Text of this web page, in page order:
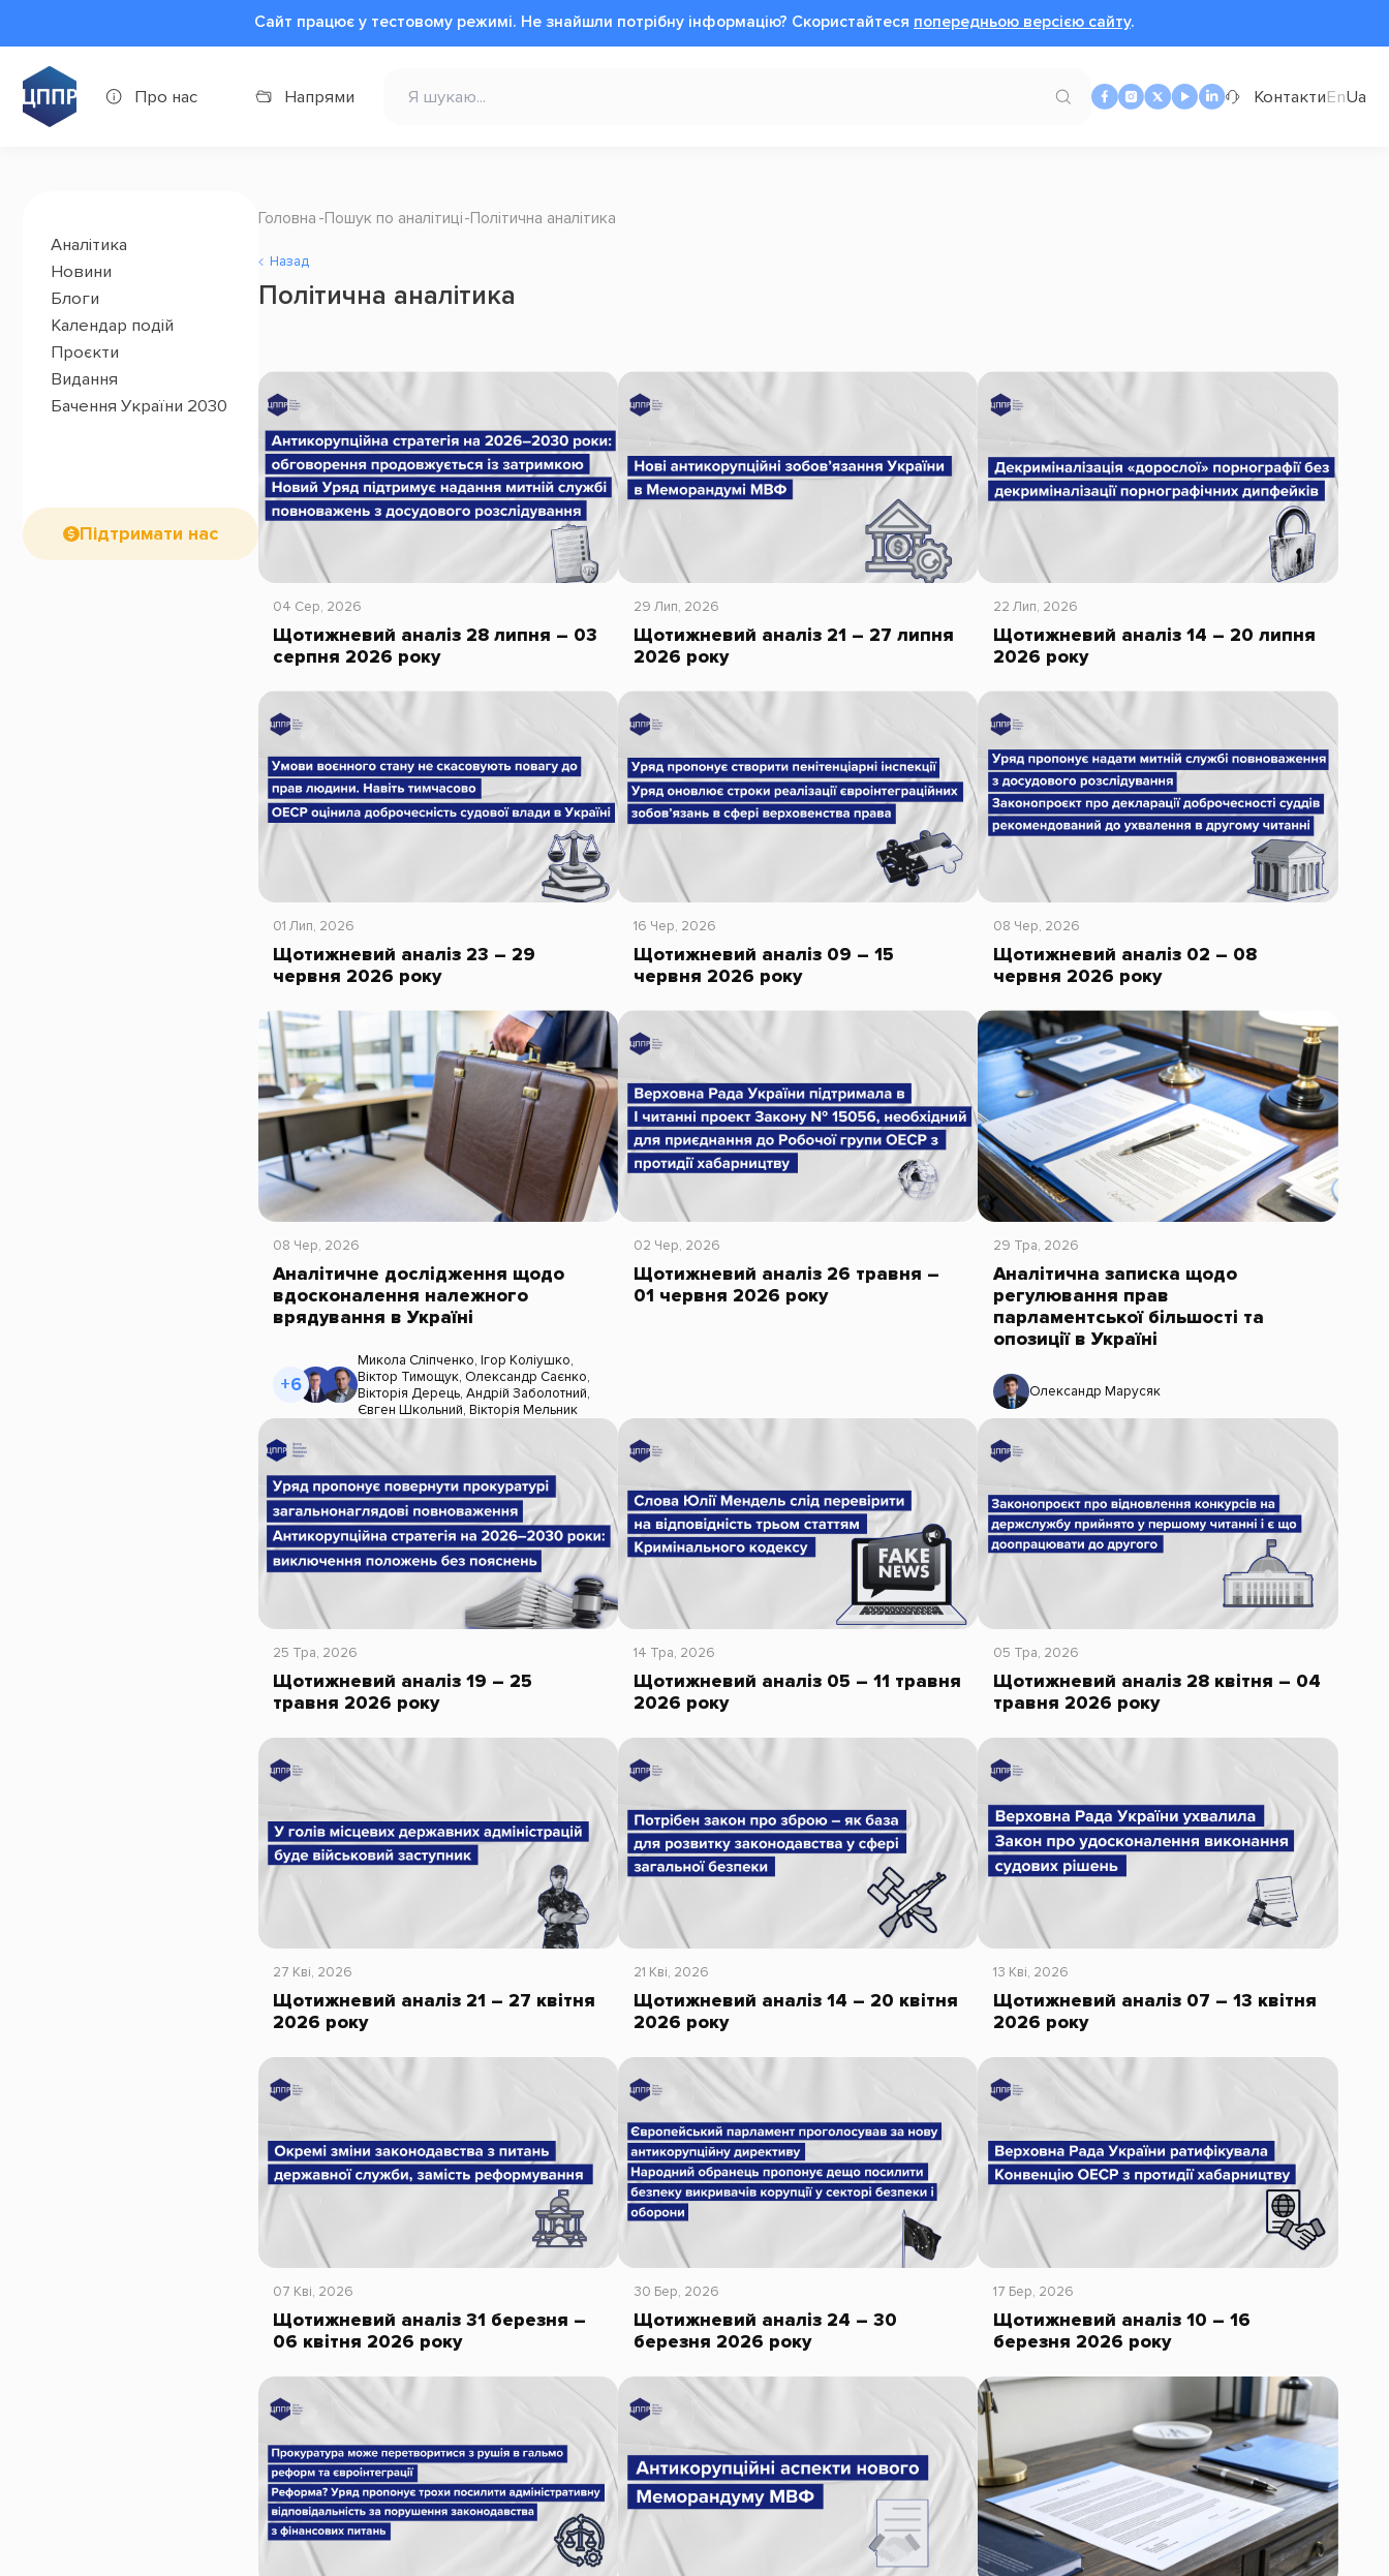
Сайт працює у тестовому режимі. Не знайшли потрібну інформацію? Cкористайтеся попередньою версією сайту.
Про нас Напрями КонтактиEnUa
Аналітика
Новини
Блоги
Календар подій
Проєкти
Видання
Бачення України 2030
Підтримати нас
Головна Пошук по аналітиці Політична аналітика
Назад
Політична аналітика
04 Сер, 2026
Щотижневий аналіз 28 липня – 03
серпня 2026 року
29 Лип, 2026
Щотижневий аналіз 21 – 27 липня
2026 року
22 Лип, 2026
Щотижневий аналіз 14 – 20 липня
2026 року
01 Лип, 2026
Щотижневий аналіз 23 – 29
червня 2026 року
16 Чер, 2026
Щотижневий аналіз 09 – 15
червня 2026 року
08 Чер, 2026
Щотижневий аналіз 02 – 08
червня 2026 року
08 Чер, 2026
Аналітичне дослідження щодо
вдосконалення належного
врядування в Україні
+6
Микола Сліпченко,Ігор Коліушко,
Віктор Тимощук, Олександр Саєнко,
Вікторія Дерець,Андрій Заболотний,
Євген Школьний,Вікторія Мельник
02 Чер, 2026
Щотижневий аналіз 26 травня –
01 червня 2026 року
29 Тра, 2026
Аналітична записка щодо
регулювання прав
парламентської більшості та
опозиції в Україні
Олександр Марусяк
25 Тра, 2026
Щотижневий аналіз 19 – 25
травня 2026 року
14 Тра, 2026
Щотижневий аналіз 05 – 11 травня
2026 року
05 Тра, 2026
Щотижневий аналіз 28 квітня – 04
травня 2026 року
27 Кві, 2026
Щотижневий аналіз 21 – 27 квітня
2026 року
21 Кві, 2026
Щотижневий аналіз 14 – 20 квітня
2026 року
13 Кві, 2026
Щотижневий аналіз 07 – 13 квітня
2026 року
07 Кві, 2026
Щотижневий аналіз 31 березня –
06 квітня 2026 року
30 Бер, 2026
Щотижневий аналіз 24 – 30
березня 2026 року
17 Бер, 2026
Щотижневий аналіз 10 – 16
березня 2026 року